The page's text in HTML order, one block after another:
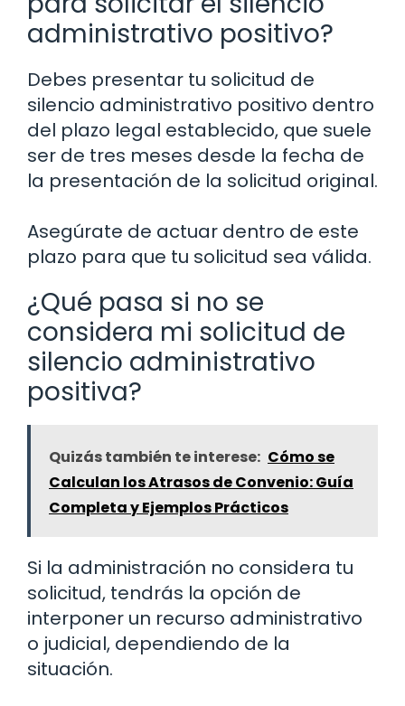
administrativo positivo?
Debes presentar tu solicitud de
silencio administrativo positivo dentro
del plazo legal establecido, que suele
ser de tres meses desde la fecha de
la presentación de la solicitud original.
Asegúrate de actuar dentro de este
plazo para que tu solicitud sea válida.
¿Qué pasa si no se
considera mi solicitud de
silencio administrativo
positiva?
Quizás también te interese: Cómo se
Calculan los Atrasos de Convenio: Guía
Completa y Ejemplos Prácticos
Si la administración no considera tu
solicitud, tendrás la opción de
interponer un recurso administrativo
o judicial, dependiendo de la
situación.